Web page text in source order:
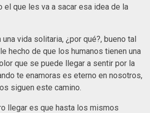
el que les va a sacar esa idea de la
vida solitaria, ¿por qué?, bueno tal
hecho de que los humanos tienen una
que se puede llegar a sentir por la
te enamoras es eterno en nosotros,
siguen este camino.
llegar es que hasta los mismos